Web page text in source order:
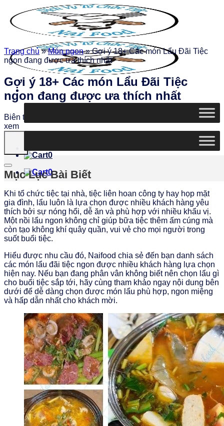
đến
nội
0
0
Trang chủ»Món ngon»Gợi ý 18+ Các món Lẩu Đãi Tiệc
ngon đang được ưa thích nhất
Gợi ý 18+ Các món Lẩu Đãi Tiệc
ngon đang được ưa thích nhất
Biên tập
4662 lượt
xem
Mục Lục Bài Biết
Khi tổ chức tiệc tại nhà, tiệc liên hoan công ty hay họp mặt
gia đình, lẩu luôn là lựa chọn được nhiều khách hàng yêu
thích bởi sự nóng hổi, dễ ăn và phù hợp với nhiều khẩu vị.
Một nồi lẩu ngon không chỉ giúp bữa tiệc thêm ấm cúng mà
còn tạo không khí quây quần, vui vẻ cho mọi người trong
suốt buổi tiệc.
Hiểu được nhu cầu đó, Naifood chia sẻ đến bạn danh sách
các món lẩu đãi tiệc ngon được nhiều khách hàng lựa chọn
hiện nay. Nếu bạn đang phân vân không biết nên chọn lẩu gì
cho buổi tiệc sắp tới, hãy cùng tham khảo ngay nội dung bên
dưới để dễ dàng chọn được món lẩu phù hợp, ngon miệng
và hấp dẫn nhất cho khách mời.